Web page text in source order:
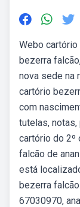
Webo
bezerra
nova sede na
cartório
com
tutelas,
cartório do
falcão de
está
bezerra
67030970,